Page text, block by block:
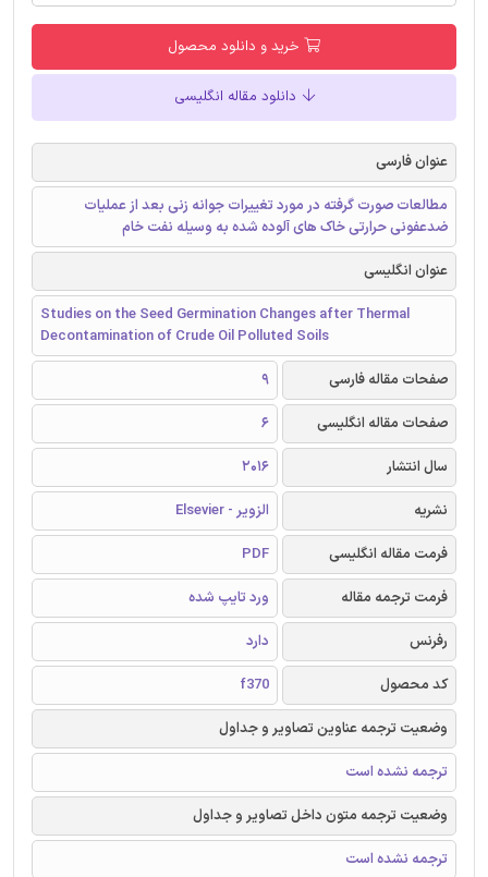
خرید و دانلود محصول
دانلود مقاله انگلیسی
عنوان فارسی
مطالعات صورت گرفته در مورد تغییرات جوانه زنی بعد از عملیات
ضدعفونی حرارتی خاک های آلوده شده به وسیله نفت خام
عنوان انگلیسی
Studies on the Seed Germination Changes after Thermal
Decontamination of Crude Oil Polluted Soils
صفحات مقاله فارسی
9
صفحات مقاله انگلیسی
6
سال انتشار
2016
نشریه
الزویر - Elsevier
فرمت مقاله انگلیسی
PDF
فرمت ترجمه مقاله
ورد تایپ شده
رفرنس
دارد
کد محصول
f370
وضعیت ترجمه عناوین تصاویر و جداول
ترجمه نشده است
وضعیت ترجمه متون داخل تصاویر و جداول
ترجمه نشده است